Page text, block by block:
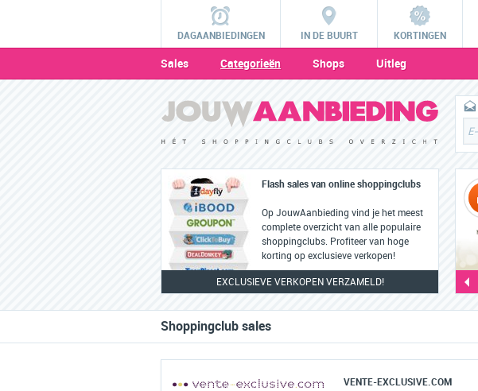
DAGAANBIEDINGEN IN DE BUURT KORTINGEN
Sales Categorieën Shops Uitleg
Flash sales van online shoppingclubs
Op JouwAanbieding vind je het meest
complete overzicht van alle populaire
shoppingclubs. Profiteer van hoge
korting op exclusieve verkopen!
EXCLUSIEVE VERKOPEN VERZAMELD!
Shoppingclub sales
VENTE-EXCLUSIVE.COM